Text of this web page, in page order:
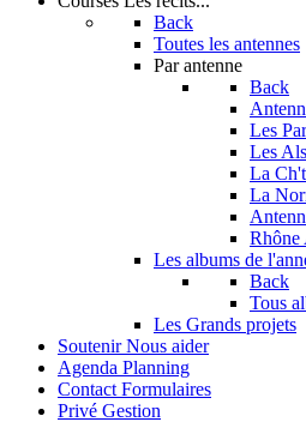
Back
Toutes les antennes
Par antenne
Back
Les
Les
La
La
Rhône
Les albums de
Back
Tous
Les Grands projets
Soutenir Nous aider
Agenda Planning
Contact Formulaires
Privé Gestion